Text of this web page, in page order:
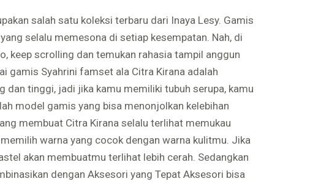
salah satu koleksi terbaru dari Inaya Lesy. Gamis
selalu memesona di setiap kesempatan. Nah, di
keep scrolling dan temukan rahasia tampil anggun
gamis Syahrini famset ala Citra Kirana adalah
dan tinggi, jadi jika kamu memiliki tubuh serupa, kamu
model gamis yang bisa menonjolkan kelebihan
membuat Citra Kirana selalu terlihat memukau
warna yang cocok dengan warna kulitmu. Jika
akan membuatmu terlihat lebih cerah. Sedangkan
dengan Aksesori yang Tepat Aksesori bisa